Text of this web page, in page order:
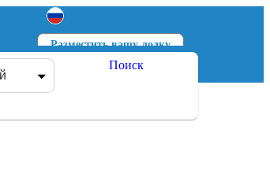
Разместить вашу лодку
Зарегистрироваться
Поиск